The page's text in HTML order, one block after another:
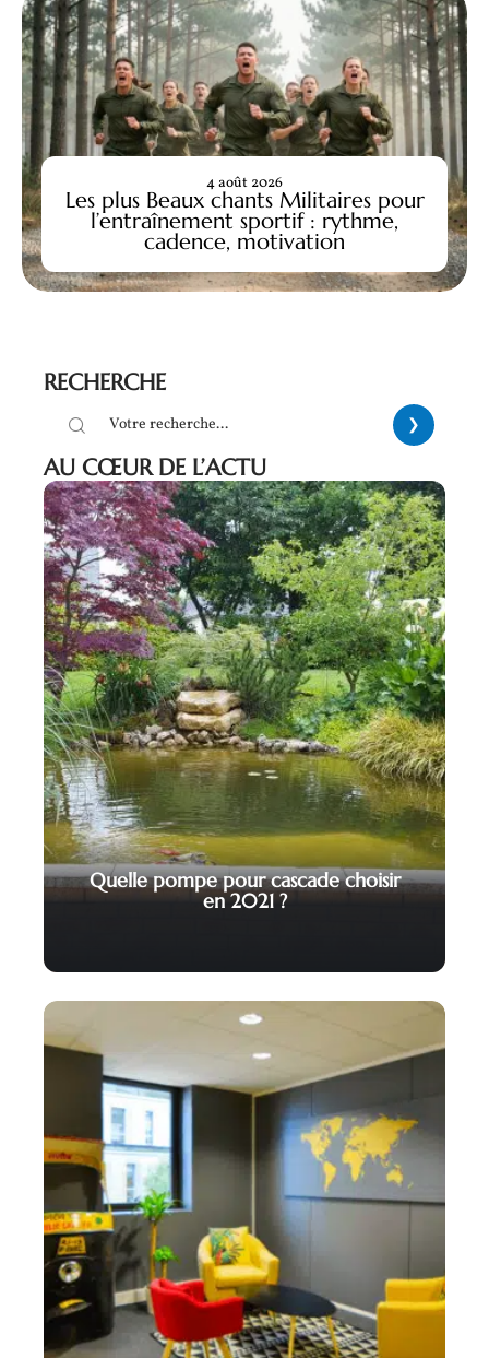
Les plus Beaux chants Militaires pour
l’entraînement sportif : rythme,
cadence, motivation
4 août 2026
RECHERCHE
AU CŒUR DE L’ACTU
Quelle pompe pour cascade choisir
en 2021 ?